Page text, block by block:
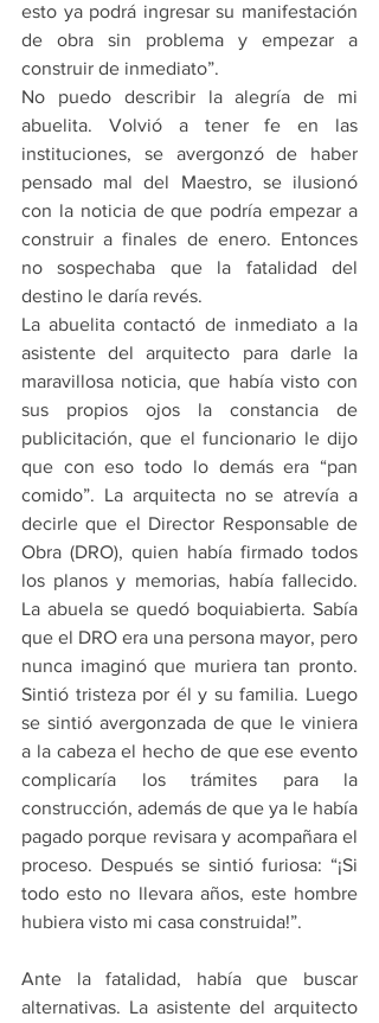
esto ya podrá ingresar su manifestación
de obra sin problema y empezar a
construir de inmediato”.
No puedo describir la alegría de mi
abuelita. Volvió a tener fe en las
instituciones, se avergonzó de haber
pensado mal del Maestro, se ilusionó
con la noticia de que podría empezar a
construir a finales de enero. Entonces
no sospechaba que la fatalidad del
destino le daría revés.
La abuelita contactó de inmediato a la
asistente del arquitecto para darle la
maravillosa noticia, que había visto con
sus propios ojos la constancia de
publicitación, que el funcionario le dijo
que con eso todo lo demás era “pan
comido”. La arquitecta no se atrevía a
decirle que el Director Responsable de
Obra (DRO), quien había firmado todos
los planos y memorias, había fallecido.
La abuela se quedó boquiabierta. Sabía
que el DRO era una persona mayor, pero
nunca imaginó que muriera tan pronto.
Sintió tristeza por él y su familia. Luego
se sintió avergonzada de que le viniera
a la cabeza el hecho de que ese evento
complicaría los trámites para la
construcción, además de que ya le había
pagado porque revisara y acompañara el
proceso. Después se sintió furiosa: “¡Si
todo esto no llevara años, este hombre
hubiera visto mi casa construida!”.
Ante la fatalidad, había que buscar
alternativas. La asistente del arquitecto